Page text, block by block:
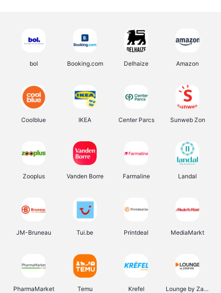
bol Booking.com Delhaize Amazon
Coolblue IKEA Center Parcs Sunweb Zon
Zooplus Vanden Borre Farmaline Landal
JM-Bruneau Tui.be Printdeal MediaMarkt
PharmaMarket Temu Krefel Lounge by Zalando